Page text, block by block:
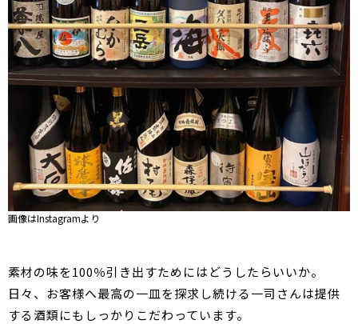
画像はInstagramより
素材の味を100％引き出すためにはどうしたらいいか。
日々、お客様へ最高の一皿を探求し続ける一司さんは提供
する酒類にもしっかりこだわっています。